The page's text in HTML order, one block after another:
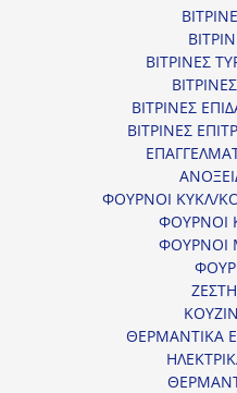
ΒΙΤΡΙΝΕΣ
ΒΙΤΡΙΝΕΣ
ΒΙΤΡΙΝΕΣ
ΦΟΥΡΝΟΙ ΚΥΚΛ/
ΦΟΥΡΝΟΙ
ΦΟΥΡΝΟΙ
ΘΕΡΜΑΝΤΙΚΑ